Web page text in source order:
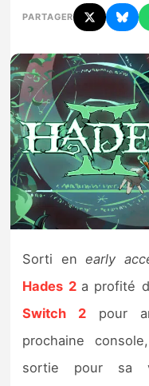
Chiffres de
Rumeurs
Nintendo
Tests et
Tests de jeux
Tests
Previews
Précommandes
PARTAGER
Sorti enearly
Hades 2 a profité
Switch 2 pour
prochaine
sortie pour sa